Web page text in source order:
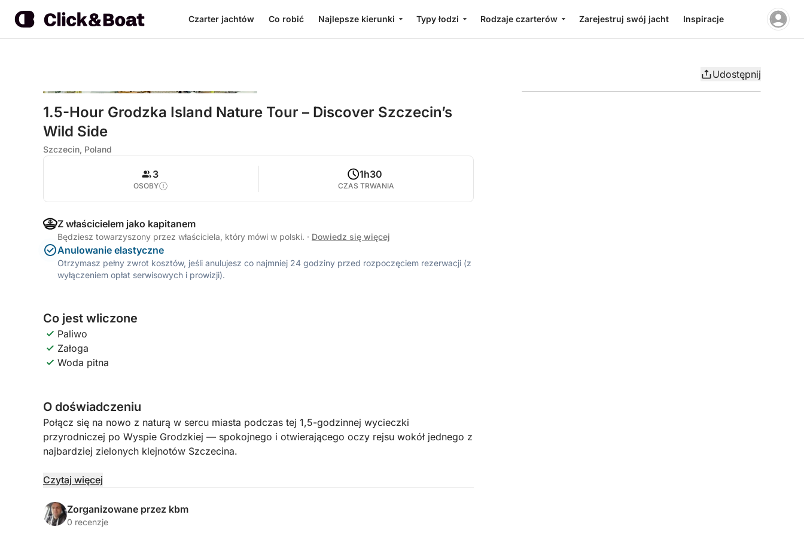
Czarter jachtów Co robić Najlepsze kierunki Typy łodzi Rodzaje czarterów Zarejestruj swój jacht Inspiracje
Udostępnij
1.5-Hour Grodzka Island Nature Tour – Discover Szczecin’s
Wild Side
Szczecin, Poland
3
OSOBY
1h30
CZAS TRWANIA
Z właścicielem jako kapitanem
Będziesz towarzyszony przez właściciela, który mówi w polski. · Dowiedz się więcej
Anulowanie elastyczne
Otrzymasz pełny zwrot kosztów, jeśli anulujesz co najmniej 24 godziny przed rozpoczęciem rezerwacji (z
wyłączeniem opłat serwisowych i prowizji).
Co jest wliczone
Paliwo
Załoga
Woda pitna
O doświadczeniu
Połącz się na nowo z naturą w sercu miasta podczas tej 1,5-godzinnej wycieczki
przyrodniczej po Wyspie Grodzkiej — spokojnego i otwierającego oczy rejsu wokół jednego z
najbardziej zielonych klejnotów Szczecina.
Wejdź na pokład i popłyń wokół Wyspy Grodzkiej, wyjątkowego obszaru dzikiej przyrody
Twój przewodnik podzieli się fascynującymi historiami o florze, faunie i znaczeniu
ekologicznym wyspy. Dowiedz się o lokalnych gatunkach ptaków, sezonowych roślinach i o
Czytaj więcej
Zorganizowane przez kbm
0 recenzje